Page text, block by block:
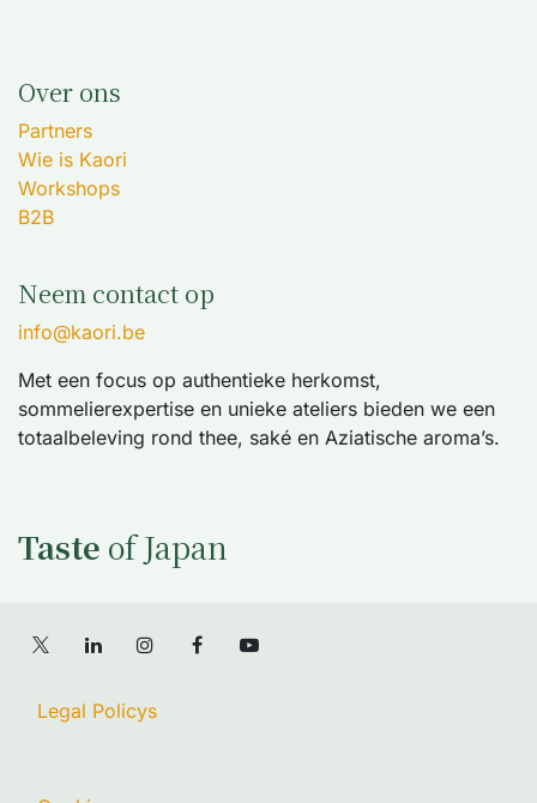
Over ons
Partners
Wie is Kaori
Workshops
B2B
Neem contact op
info@kaori.be
Met een focus op authentieke herkomst,
sommelierexpertise en unieke ateliers bieden we een
totaalbeleving rond thee, saké en Aziatische aroma’s.
Taste of Japan
Legal Policys